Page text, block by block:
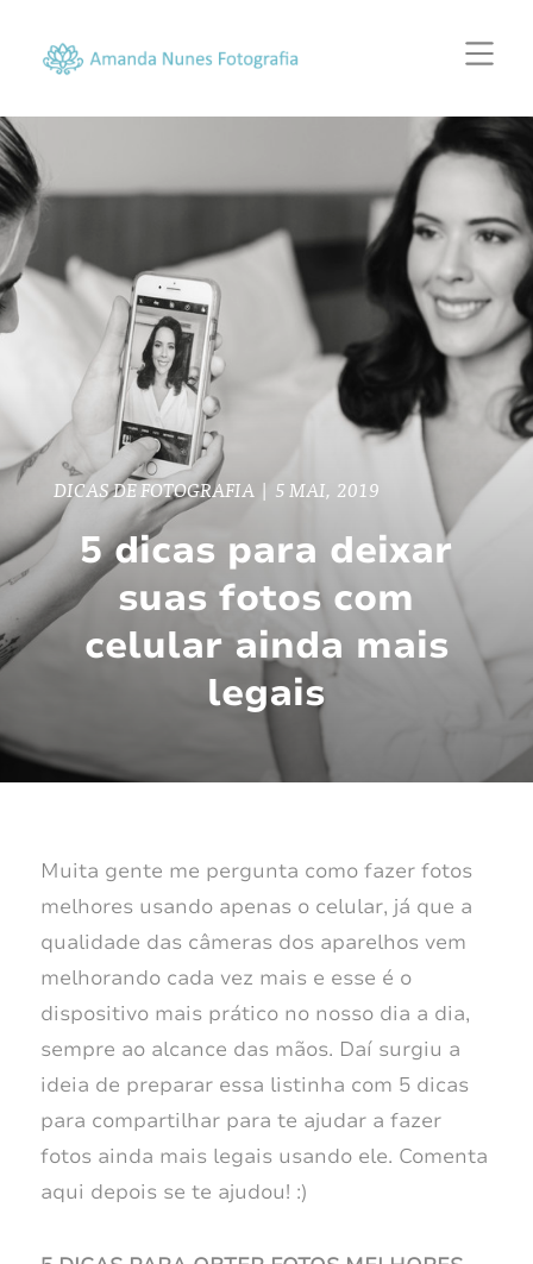
DICAS DE FOTOGRAFIA| 5 MAI, 2019
5 dicas para deixar
suas fotos com
celular ainda mais
legais
Muita gente me pergunta como fazer fotos
melhores usando apenas o celular, já que a
qualidade das câmeras dos aparelhos vem
melhorando cada vez mais e esse é o
dispositivo mais prático no nosso dia a dia,
sempre ao alcance das mãos. Daí surgiu a
ideia de preparar essa listinha com 5 dicas
para compartilhar para te ajudar a fazer
fotos ainda mais legais usando ele. Comenta
aqui depois se te ajudou! :)